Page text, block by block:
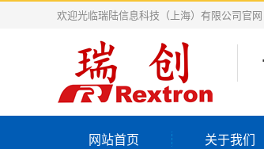
欢迎光临瑞陆信息科技（上海）有限公司官网
网站首页 关于我们